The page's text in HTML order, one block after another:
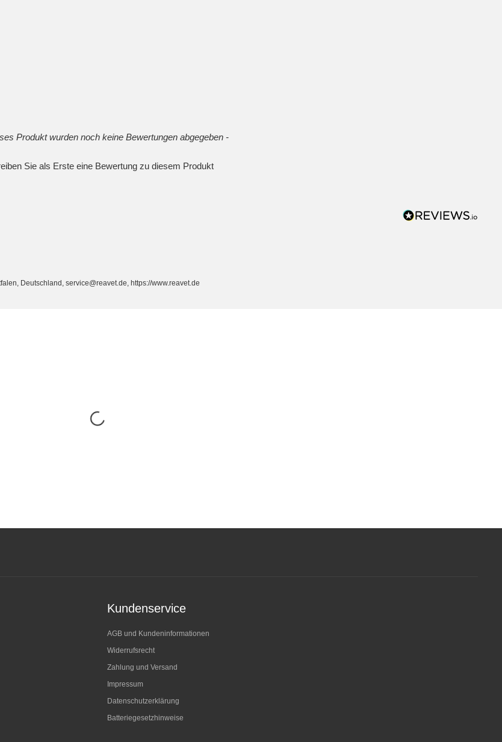
Produkt wurden noch keine Bewertungen abgegeben -
Sie als Erste eine Bewertung zu diesem Produkt
Deutschland, service@reavet.de, https://www.reavet.de
Kundenservice
AGB und Kundeninformationen
Widerrufsrecht
Zahlung und Versand
Impressum
Datenschutzerklärung
Batteriegesetzhinweise